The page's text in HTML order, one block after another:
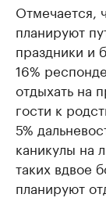
Отмечается,
планируют
праздники и
16%
отдыхать на
гости к
5%
каникулы на
таких вдвое
планируют